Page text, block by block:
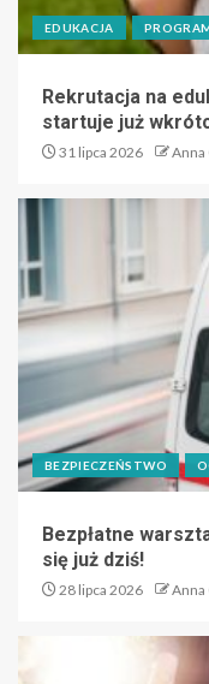
EDUKACJA
Rekrutacja na
startuje już
31 lipca 2026 Anna
BEZPIECZEŃSTWO
Bezpłatne
się już dziś!
28 lipca 2026 Anna